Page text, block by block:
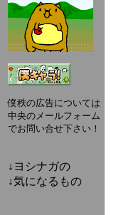
僕秩の広告については
中央のメールフォーム
でお問い合せ下さい！
↓ヨシナガの
↓気になるもの